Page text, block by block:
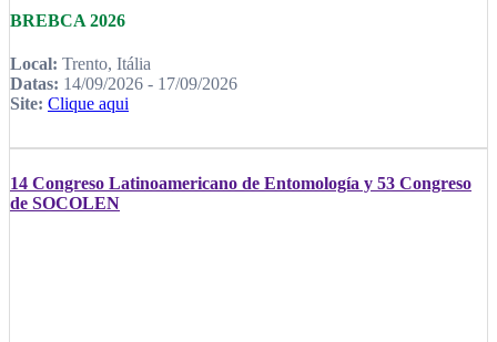
BREBCA 2026
Local: Trento, Itália
Datas: 14/09/2026 - 17/09/2026
Site: Clique aqui
14 Congreso Latinoamericano de Entomología y 53 Congreso
de SOCOLEN